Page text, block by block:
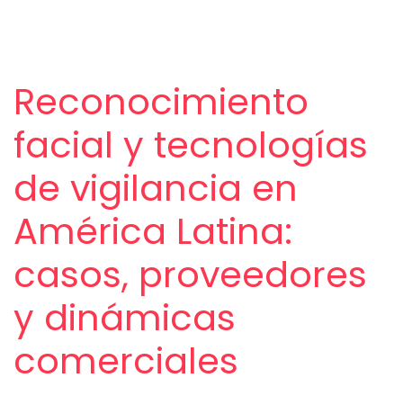
Reconocimiento
facial y tecnologías
de vigilancia en
América Latina:
casos, proveedores
y dinámicas
comerciales